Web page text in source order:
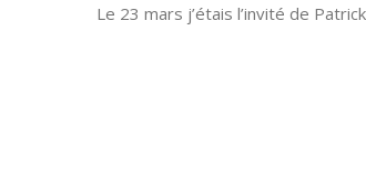
Le 23 mars j’étais l’invité de